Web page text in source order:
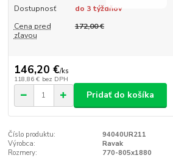
Dostupnosť
do 3 týždňov
Cena pred
zľavou
172,00 €
146,20 €/ks
118,86 € bez DPH
Pridať do košíka
Číslo produktu:
94040UR211
Výrobca:
Ravak
Rozmery:
770-805x1880